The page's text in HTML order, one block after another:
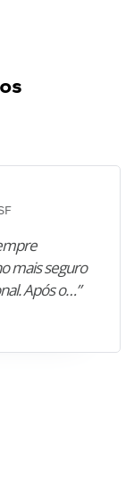
mais seguro
Após o…”